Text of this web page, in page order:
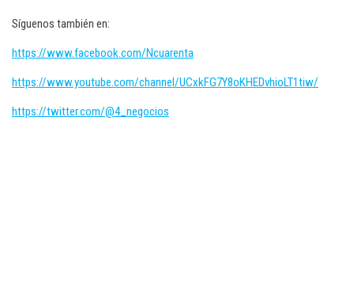
Síguenos también en:
https://www.facebook.com/Ncuarenta
https://www.youtube.com/channel/UCxkFG7Y8oKHEDvhioLT1tiw/
https://twitter.com/@4_negocios